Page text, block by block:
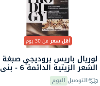
أقل سعرمن 30 يوم
لوريال باريس بروديجي صبغة
الشعر الزيتية الدائمة 6 - بني
بلوطالتوصيل اليوم